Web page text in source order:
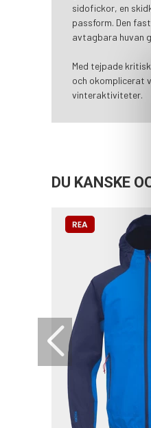
sidofickor, en
passform. Den
avtagbara huvan
Med tejpade
och okomplicerat
vinteraktiviteter.
DU KANSKE